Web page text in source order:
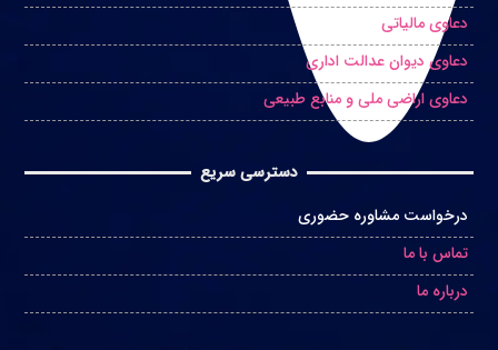
دعاوی مالیاتی
دعاوی دیوان عدالت اداری
دعاوی اراضی ملی و منابع طبیعی
دسترسی سریع
درخواست مشاوره حضوری
تماس با ما
درباره ما